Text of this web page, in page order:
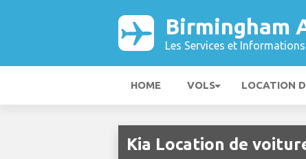
Birmingham
Les Services et
HOME VOLS LOCATION
Kia Location de